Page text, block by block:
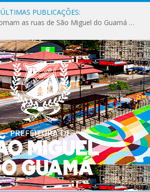
ÚLTIMAS PUBLICAÇÕES:
Milhares de fiéis tomam as ruas de São Miguel do Guamá em uma grande celebração de fé na Marcha para Jesus 2026.